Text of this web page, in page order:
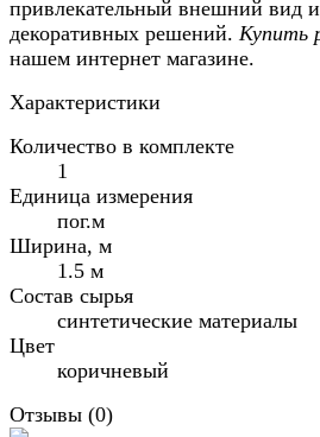
привлекательный внешний вид
декоративных решений. Купить
нашем интернет магазине.
Характеристики
Количество в комплекте
1
Единица измерения
пог.м
Ширина, м
1.5 м
Состав сырья
синтетические материалы
Цвет
коричневый
Отзывы (0)